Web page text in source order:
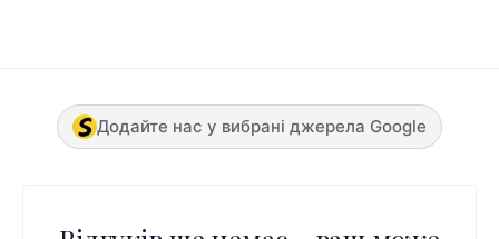
Додайте нас у вибрані джерела Google